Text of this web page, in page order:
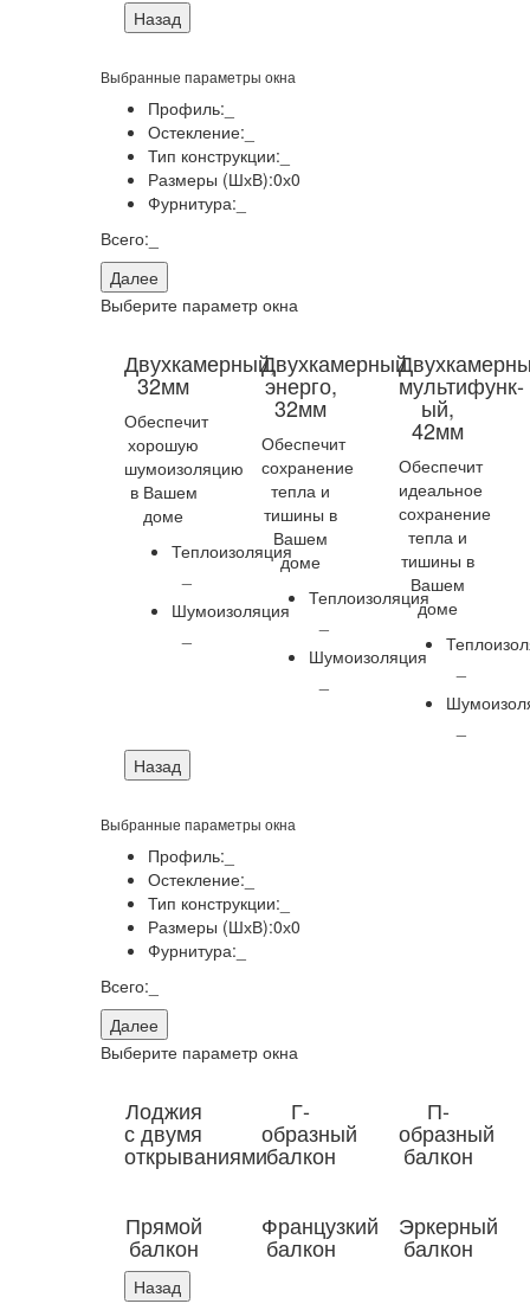
Назад
Выбранные параметры окна
Профиль:
Остекление:
Тип конструкции:
Размеры (ШхВ):0х0
Фурнитура:
Всего:
Далее
Выберите параметр окна
Двухкамерный,
32мм
Обеспечит
хорошую
шумоизоляцию
в Вашем
доме
Теплоизоляция
Шумоизоляция
Двухкамерный
энерго,
32мм
Обеспечит
сохранение
тепла и
тишины в
Вашем
доме
Теплоизоляция
Шумоизоляция
мультифунк-
ый,
42мм
Обеспечит
идеальное
сохранение
тепла и
тишины в
Вашем
доме
Назад
Выбранные параметры окна
Профиль:
Остекление:
Тип конструкции:
Размеры (ШхВ):0х0
Фурнитура:
Всего:
Далее
Выберите параметр окна
Лоджия
с двумя
открываниями
Г-
образный
балкон
П-
образный
балкон
Прямой
балкон
Французкий
балкон
Эркерный
балкон
Назад